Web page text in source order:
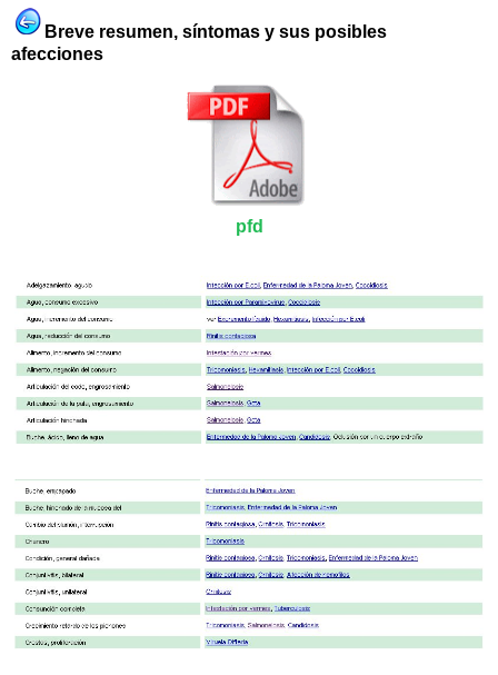
Breve resumen, síntomas y sus posibles
afecciones
pfd